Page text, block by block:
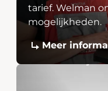
tarief. Welman
mogelijkheden.
Meer